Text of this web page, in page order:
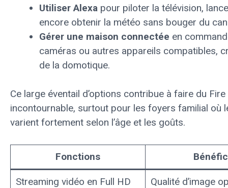
Utiliser Alexa pour piloter la télévision,
encore obtenir la météo sans bouger du
Gérer une maison connectée en
caméras ou autres appareils compatibles,
de la domotique.
Ce large éventail d’options contribue à faire du
incontournable, surtout pour les foyers familial où
varient fortement selon l’âge et les goûts.
Fonctions
Streaming vidéo en Full HD Qualité d’image